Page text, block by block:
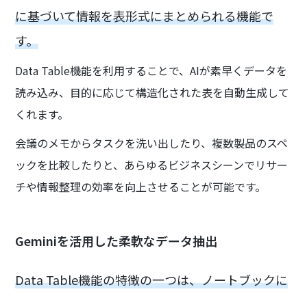
に基づいて情報を表形式にまとめられる機能で
す。
Data Table機能を利用することで、AIが素早くデータを
読み込み、目的に応じて構造化された表を自動生成して
くれます。
会議のメモからタスクを洗い出したり、複数製品のスペ
ックを比較したりと、あらゆるビジネスシーンでリサー
チや情報整理の効率を向上させることが可能です。
Geminiを活用した柔軟なデータ抽出
Data Table機能の特徴の一つは、ノートブックに